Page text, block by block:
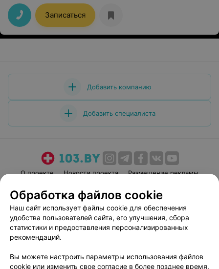
всем знакомым советую , все мои приемы в ее
кабинете проходили хорошо и бережно , просто
большое спасибо таким врачам
Записаться
Добавить компанию
Добавить специалиста
О проекте Новости проекта
Размещение рекламы
Пользовательское соглашение
Способы оплаты
Вакансии
Партнеры
Написать руководителю 103.by
Персональные настройки cookie
Обработка файлов cookie
Наш сайт использует файлы cookie для обеспечения
удобства пользователей сайта, его улучшения, сбора
статистики и предоставления персонализированных
рекомендаций.
Вы можете настроить параметры использования файлов
cookie или изменить свое согласие в более позднее время.